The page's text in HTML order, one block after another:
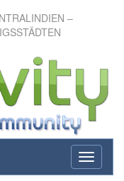
–
toggle
und